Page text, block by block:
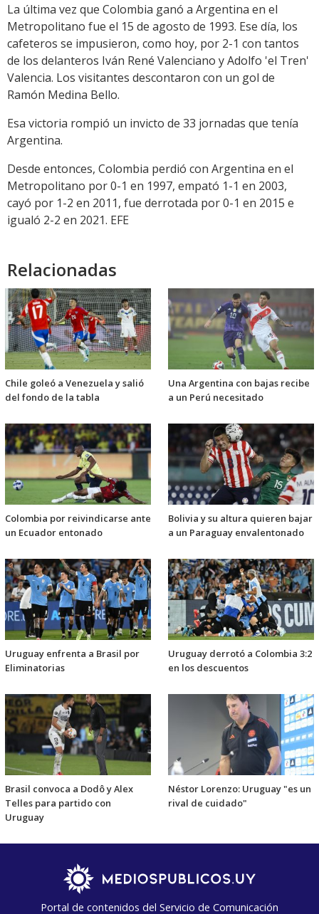
La última vez que Colombia ganó a Argentina en el
Metropolitano fue el 15 de agosto de 1993. Ese día, los
cafeteros se impusieron, como hoy, por 2-1 con tantos
de los delanteros Iván René Valenciano y Adolfo 'el Tren'
Valencia. Los visitantes descontaron con un gol de
Ramón Medina Bello.
Esa victoria rompió un invicto de 33 jornadas que tenía
Argentina.
Desde entonces, Colombia perdió con Argentina en el
Metropolitano por 0-1 en 1997, empató 1-1 en 2003,
cayó por 1-2 en 2011, fue derrotada por 0-1 en 2015 e
igualó 2-2 en 2021. EFE
Relacionadas
Chile goleó a Venezuela y salió
del fondo de la tabla
Una Argentina con bajas recibe
a un Perú necesitado
Colombia por reivindicarse ante
un Ecuador entonado
Bolivia y su altura quieren bajar
a un Paraguay envalentonado
Uruguay enfrenta a Brasil por
Eliminatorias
Uruguay derrotó a Colombia 3:2
en los descuentos
Brasil convoca a Dodô y Alex
Telles para partido con
Uruguay
Néstor Lorenzo: Uruguay "es un
rival de cuidado"
Portal de contenidos del Servicio de Comunicación